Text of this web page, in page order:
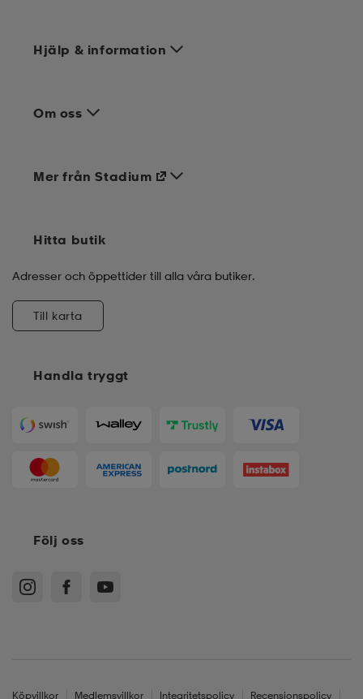
Hjälp & information
Om oss
Handla tryggt
Mer från Stadium
Hitta butik
Adresser och öppettider till alla våra butiker.
Till karta
Följ oss
Köpvillkor Medlemsvillkor Integritetspolicy Recensionspolicy